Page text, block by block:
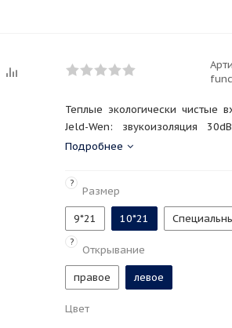
Теплые экологически чистые
Jeld-Wen: звукоизоляция
уникальная
Подробнее
?
Размер
9*21 10*21
?
Открывание
правое левое
Цвет